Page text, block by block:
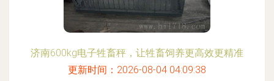
济南600kg电子牲畜秤，让牲畜饲养更高效更精准
更新时间：2026-08-04 04:09:38